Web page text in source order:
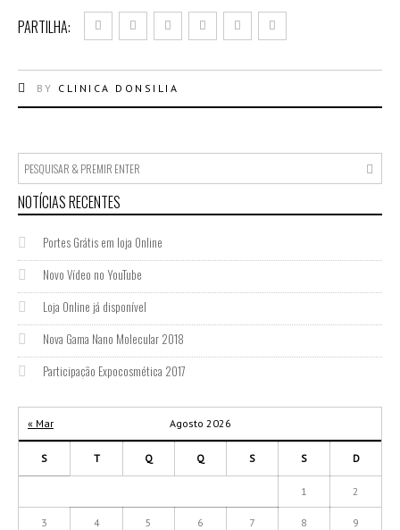
PARTILHA:
BY CLINICA DONSILIA
NOTÍCIAS RECENTES
Portes Grátis em loja Online
Novo Vídeo no YouTube
Loja Online já disponível
Nova Gama Nano Molecular 2018
Participação Expocosmética 2017
Agosto 2026
S T Q Q S S D
« Mar
1 2
3 4 5 6 7 8 9